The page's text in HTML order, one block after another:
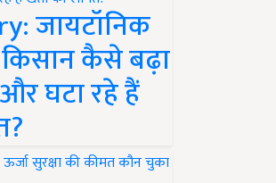
जायटॉनिक
कैसे बढ़ा
घटा रहे हैं